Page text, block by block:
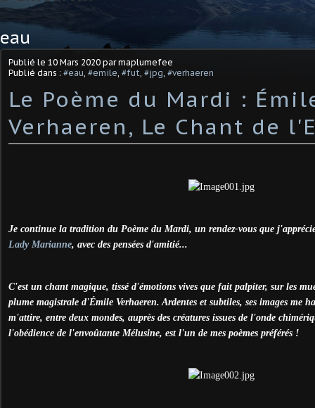
eau
Publié le 10 Mars 2020 par maplumefee
Publié dans : #eau #emile #fut #jpg #verhaeren
Le Poème du Mardi :
Verhaeren, Le Chant de
Je continue la tradition du Poème du Mardi, un rendez-vous que
Lady Marianne, avec des pensées d'amitié...
C'est un chant magique, tissé d'émotions vives que fait palpiter, sur les
plume magistrale d'Émile Verhaeren. Ardentes et subtiles, ses images me
m'attire, entre deux mondes, auprès des créatures issues de l'onde
l'obédience de l'envoûtante Mélusine, est l'un de mes poèmes préférés !